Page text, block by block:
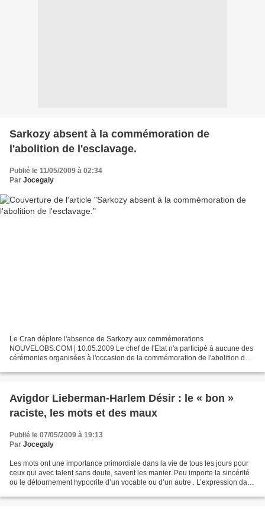
Sarkozy absent à la commémoration de
l'abolition de l'esclavage.
Publié le 11/05/2009 à 02:34
Par Jocegaly
Le Cran déplore l'absence de Sarkozy aux commémorations
NOUVELOBS.COM | 10.05.2009 Le chef de l'Etat n'a participé à aucune des
cérémonies organisées à l'occasion de la commémoration de l'abolition de
Avigdor Lieberman-Harlem Désir : le « bon »
raciste, les mots et des maux
Publié le 07/05/2009 à 19:13
Par Jocegaly
Les mots ont une importance primordiale dans la vie de tous les jours pour
ceux qui avec talent sans doute, savent les manier. Peu importe la sincérité
ou le détournement hypocrite d’un vocable ou d’un autre . L’expression dans